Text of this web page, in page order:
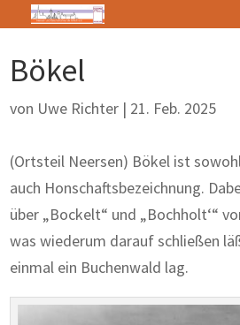
Bökel
von Uwe Richter | 21. Feb. 2025
(Ortsteil Neersen) Bökel ist
auch Honschaftsbezeichnung.
über „Bockelt“ und „Bochholt‘“
was wiederum darauf schließen
einmal ein Buchenwald lag.